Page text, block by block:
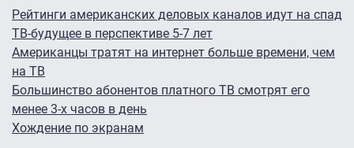
Рейтинги американских деловых каналов идут на спад
ТВ-будущее в перспективе 5-7 лет
Американцы тратят на интернет больше времени, чем
на ТВ
Большинство абонентов платного ТВ смотрят его
менее 3-х часов в день
Хождение по экранам